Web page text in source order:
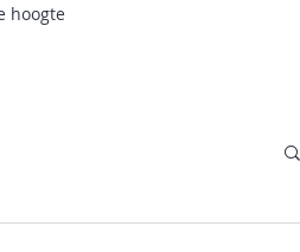
hoogte